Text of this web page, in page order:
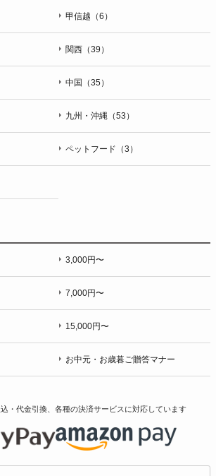
甲信越（6）
関西（39）
中国（35）
九州・沖縄（53）
ペットフード（3）
3,000円〜
7,000円〜
15,000円〜
お中元・お歳暮ご贈答マナー
・代金引換、各種の決済サービスに対応しています